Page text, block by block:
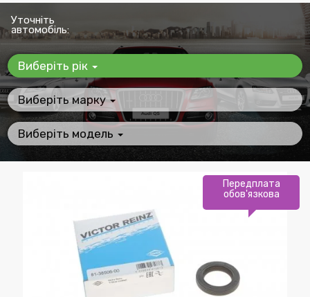
Уточніть
автомобіль:
Виберіть рік
Виберіть марку
Виберіть модель
Передплата
обов'язкова